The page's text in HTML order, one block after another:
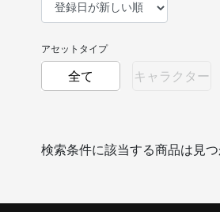
アセットタイプ
全て キャラクター
検索条件に該当する商品は見つ